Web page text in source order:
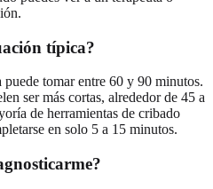
típica?
tomar entre 60 y 90 minutos.
ser más cortas, alrededor de 45 a
de herramientas de cribado
en solo 5 a 15 minutos.